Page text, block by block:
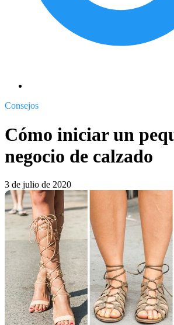
Consejos
Cómo iniciar un
negocio de calzado
3 de julio de 2020